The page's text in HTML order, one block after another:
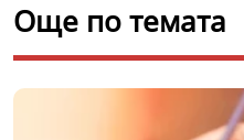
Още по темата